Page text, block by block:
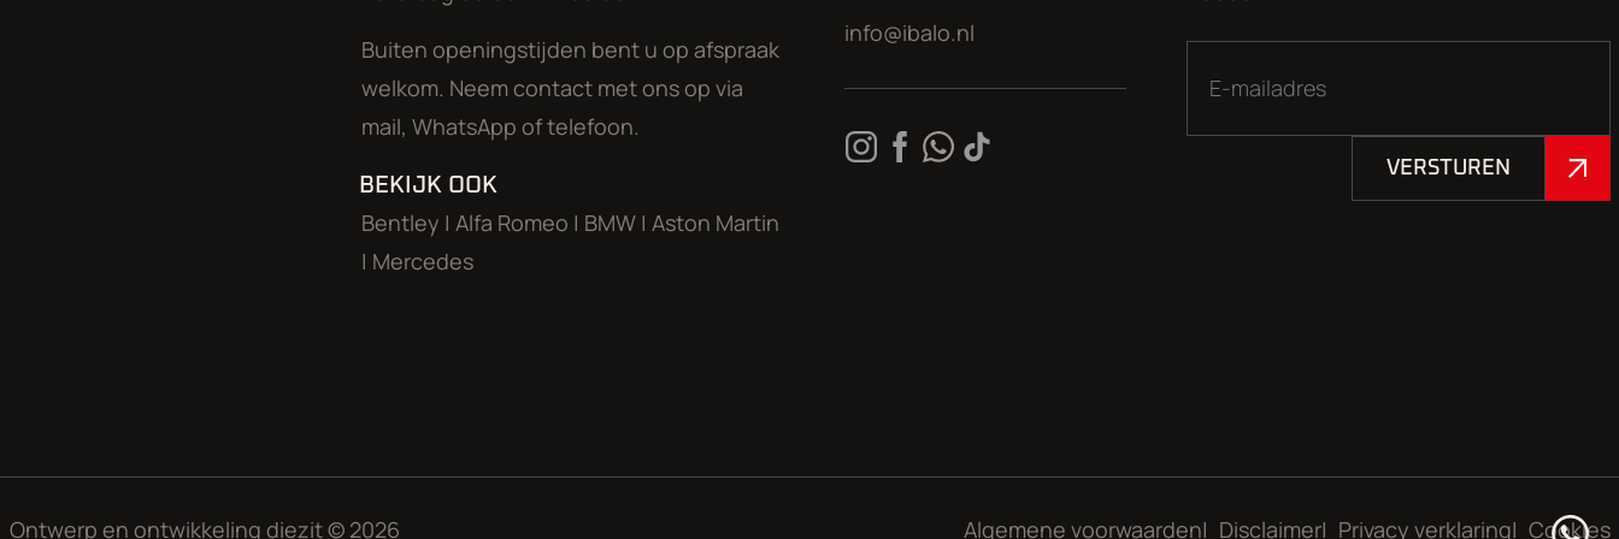
Toen de auto uitkwam was iedereen het er direct over eens dat er voor het geld absoluut
geen snellere auto te koop is. De MP4-12C heeft een volledige carbon tub en is voorzien
De druk op de fabriek was zelfs zo groot dat de eerste ruim tweehonderd exemplaren met
Buiten openingstijden bent u op afspraak
welkom. Neem contact met ons op via
mail, WhatsApp of telefoon.
BEKIJK OOK
Bentley | Alfa Romeo | BMW | Aston Martin
| Mercedes
info@ibalo.nl
VERSTUREN
Ontwerp en ontwikkeling diezit© 2026 Algemene voorwaarden Disclaimer Privacy verklaring Cookies